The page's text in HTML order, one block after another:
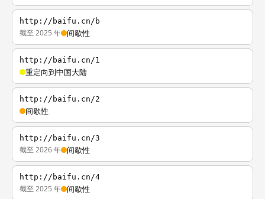
http://baifu.cn/b
截至 2025 年 间歇性
http://baifu.cn/1
重定向到中国大陆
http://baifu.cn/2
间歇性
http://baifu.cn/3
截至 2026 年 间歇性
http://baifu.cn/4
截至 2025 年 间歇性